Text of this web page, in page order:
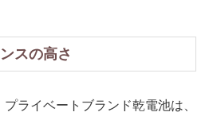
スの高さ
ライベートブランド乾電池は、